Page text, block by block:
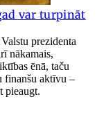
var turpināt
prezidenta
nākamais,
ēnā, taču
finanšu aktīvu –
pieaugt.